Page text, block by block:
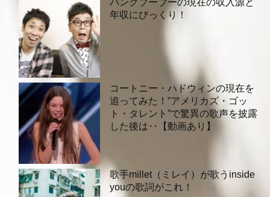
年収にびっくり！
コートニー・ハドウィンの現在を
追ってみた！”アメリカズ・ゴッ
ト・タレント”で驚異の歌声を披露
した後は‥【動画あり】
歌手millet（ミレイ）が歌うinside
youの歌詞がこれ！